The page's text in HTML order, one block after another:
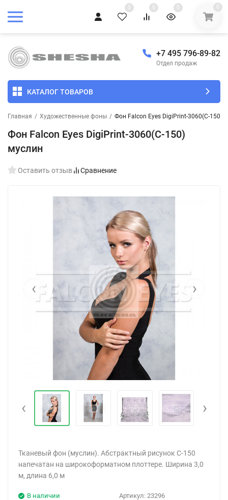
0 0 0 0
+7 495 796-89-82
Отдел продаж
КАТАЛОГ ТОВАРОВ
Главная / Художественные фоны / Фон Falcon Eyes DigiPrint-3060(C-150)
Фон Falcon Eyes DigiPrint-3060(C-150)
муслин
Оставить отзыв Сравнение
‹ ›
‹ ›
Тканевый фон (муслин). Абстрактный рисунок C-150
напечатан на широкоформатном плоттере. Ширина 3,0
м, длина 6,0 м
Артикул: 23296
В наличии